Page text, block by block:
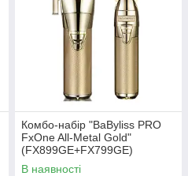
Комбо-набір "BaByliss PRO
FxOne All-Metal Gold"
(FX899GE+FX799GE)
В наявності